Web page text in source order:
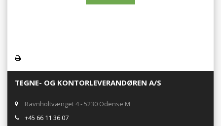
TEGNE- OG KONTORLEVERANDØREN A/S
Ravnholtvænget 4 - 5230 Odense M
+45 66 11 36 07